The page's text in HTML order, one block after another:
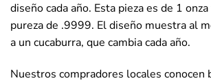
diseño cada año. Esta pieza es de 1
pureza de .9999. El diseño muestra al
a un cucaburra, que cambia cada año.
Nuestros compradores locales conocen